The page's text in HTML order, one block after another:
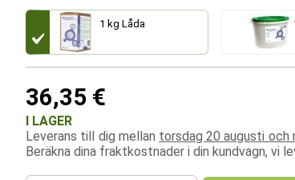
1 kg Låda
36,35 €
I LAGER
Leverans till dig mellan torsdag 20 augusti och
Beräkna dina fraktkostnader i din kundvagn, vi